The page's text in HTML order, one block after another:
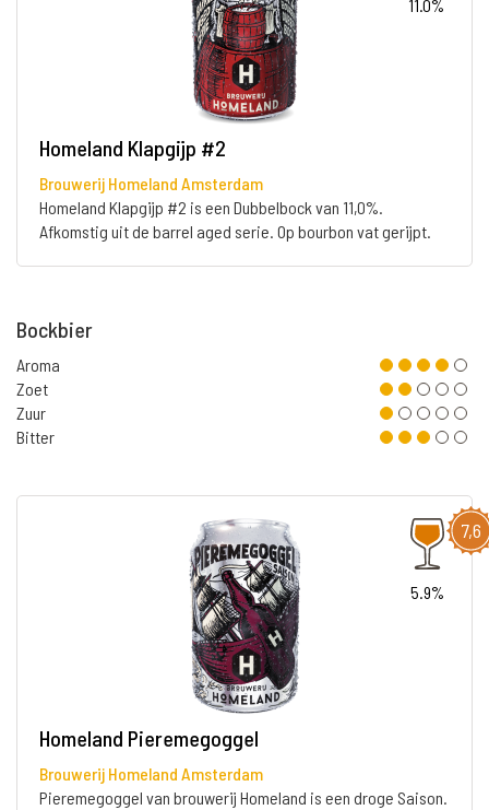
11.0%
Homeland Klapgijp #2
Brouwerij Homeland Amsterdam
Homeland Klapgijp #2 is een Dubbelbock van 11,0%.
Afkomstig uit de barrel aged serie. Op bourbon vat gerijpt.
Bockbier
Aroma
Zoet
Zuur
Bitter
7,6
5.9%
Homeland Pieremegoggel
Brouwerij Homeland Amsterdam
Pieremegoggel van brouwerij Homeland is een droge Saison.